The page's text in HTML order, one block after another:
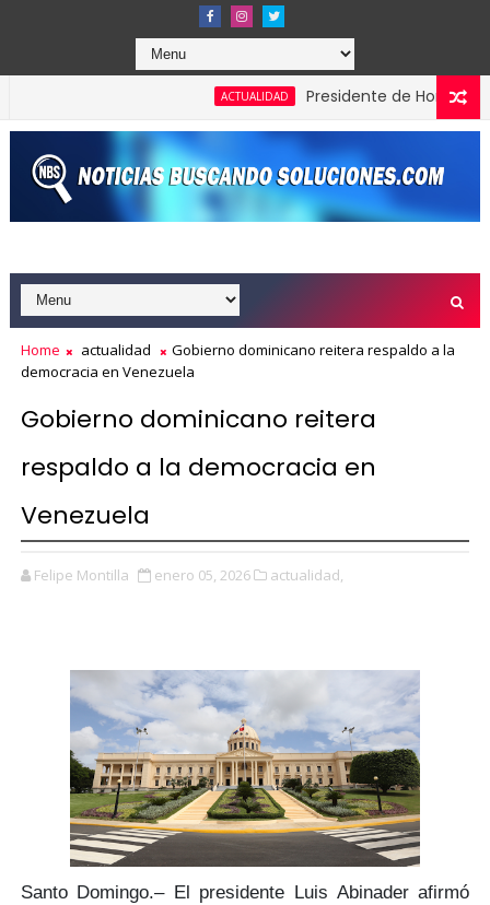
ACTUALIDAD Presidente de Honduras
Home actualidad
Gobierno dominicano reitera respaldo a la
democracia en Venezuela
Gobierno dominicano reitera
respaldo a la democracia en
Venezuela
Felipe Montilla enero 05, 2026 actualidad,
Santo Domingo.– El presidente Luis Abinaderafirmó